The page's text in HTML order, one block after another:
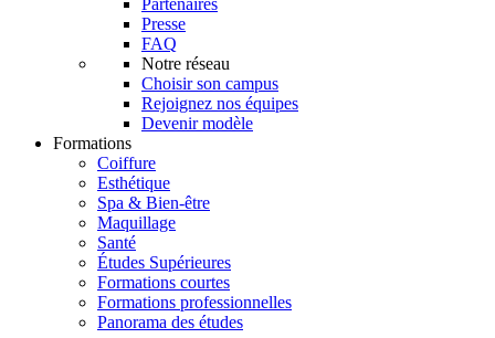
Partenaires
Presse
FAQ
Notre réseau
Choisir son campus
Rejoignez nos équipes
Devenir modèle
Formations
Coiffure
Esthétique
Spa & Bien-être
Maquillage
Santé
Études Supérieures
Formations courtes
Formations professionnelles
Panorama des études